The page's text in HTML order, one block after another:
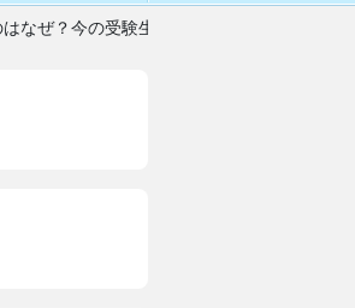
なぜ？今の受験生にある強い現役志向。